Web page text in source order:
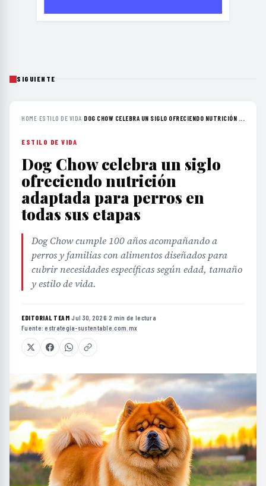
SIGUIENTE
HOME›ESTILO DE VIDA›DOG CHOW CELEBRA UN SIGLO OFRECIENDO NUTRICIÓN ...
ESTILO DE VIDA
Dog Chow celebra un siglo
ofreciendo nutrición
adaptada para perros en
todas sus etapas
Dog Chow cumple 100 años acompañando a
perros y familias con alimentos diseñados para
cubrir necesidades específicas según edad, tamaño
y estilo de vida.
EDITORIAL TEAM·Jul 30, 2026·2 min de lectura·
Fuente:estrategia-sustentable.com.mx